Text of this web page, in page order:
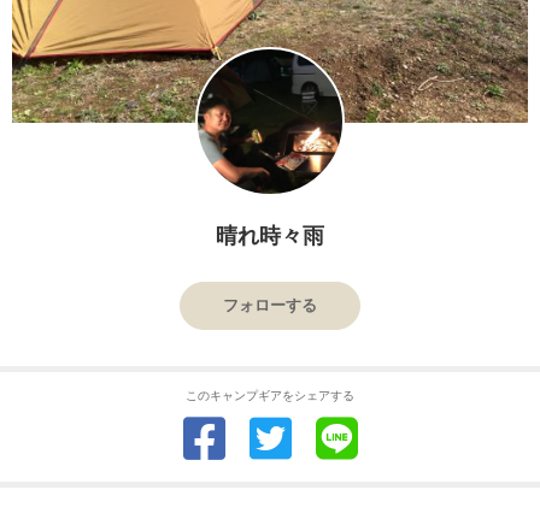
晴れ時々雨
フォローする
このキャンプギアをシェアする